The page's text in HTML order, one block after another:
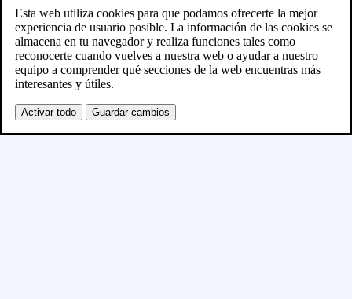
Próximamente
Se está creando el nuevo sitio WordPress y se
publicará en breve
Esta web utiliza cookies para que podamos ofrecerte la mejor
experiencia de usuario posible. La información de las cookies se
almacena en tu navegador y realiza funciones tales como
reconocerte cuando vuelves a nuestra web o ayudar a nuestro
equipo a comprender qué secciones de la web encuentras más
interesantes y útiles.
Activar todo Guardar cambios